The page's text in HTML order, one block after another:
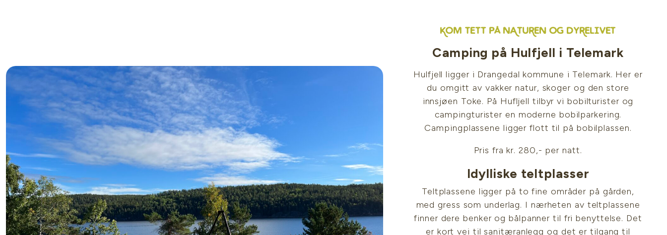
KOM TETT PÅ NATUREN OG DYRELIVET
Camping på Hulfjell i Telemark
Hulfjell ligger i Drangedal kommune i Telemark. Her er
du omgitt av vakker natur, skoger og den store
innsjøen Toke. På Hufljell tilbyr vi bobilturister og
campingturister en moderne bobilparkering.
Campingplassene ligger flott til på bobilplassen.
Pris fra kr. 280,- per natt.
Idylliske teltplasser
Teltplassene ligger på to fine områder på gården,
med gress som underlag. I nærheten av teltplassene
finner dere benker og bålpanner til fri benyttelse. Det
er kort vei til sanitæranlegg og det er tilgang til